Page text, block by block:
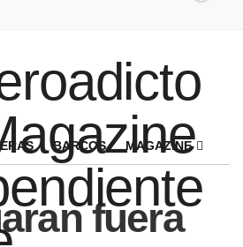
BARCOS MAGAZINE
fuera